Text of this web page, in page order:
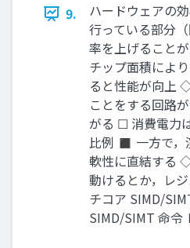
9.
ハードウェアの
行っている部分
率を上げること
チップ面積によ
ると性能が向上
ことをする回路
がる ☐ 消費電力
比例 ◼ 一方で，
軟性に直結する
動けるとか，レ
チコア SIMD/
SIMD/SIMT 命令